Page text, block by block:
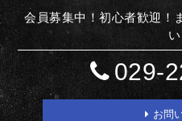
会員募集中！初心者歓迎！
い
029-
お問